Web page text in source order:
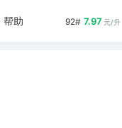
92# 7.97 元/升
帮助